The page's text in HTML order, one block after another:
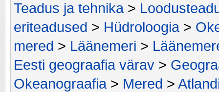
Teadus ja tehnika>
eriteadused > Hüdroloogia>
mered > Läänemeri >
Eesti geograafia värav >
Okeanograafia> Mered >